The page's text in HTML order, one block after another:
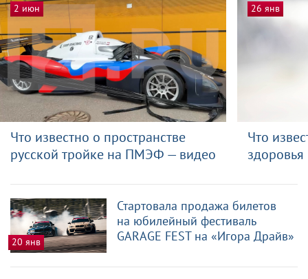
2 июн
Что известно о пространстве
русской тройке на ПМЭФ — видео
26 янв
Что
20 янв
Стартовала продажа билетов
на юбилейный фестиваль
GARAGE FEST на «Игора Драйв»